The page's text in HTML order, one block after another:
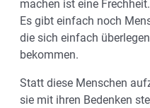
machen ist eine Frechheit.
Es gibt einfach noch
die sich einfach
bekommen.
Statt diese Menschen
sie mit ihren Bedenken